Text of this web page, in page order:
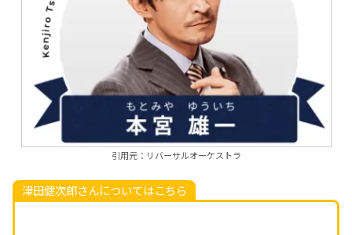
引用元：リバーサルオーケストラ
津田健次郎さんについてはこちら